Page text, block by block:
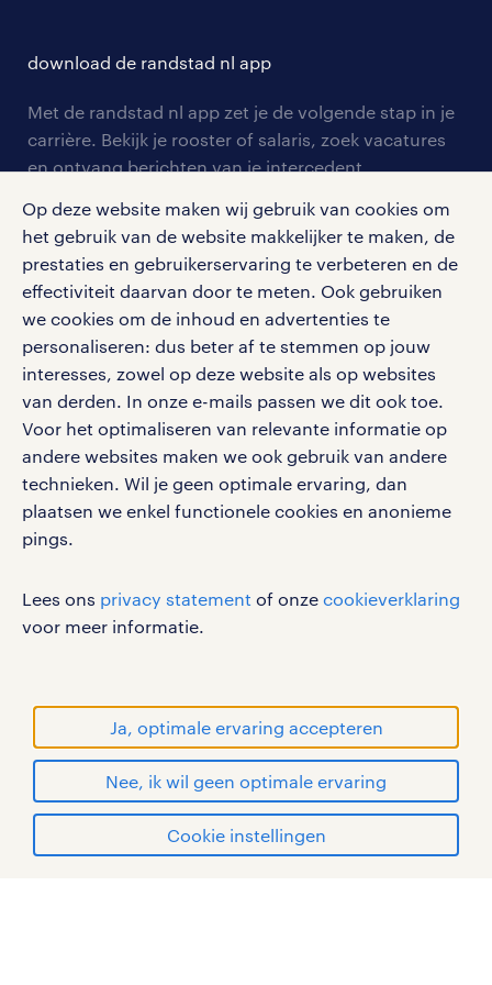
Op deze website maken wij gebruik van cookies om
het gebruik van de website makkelijker te maken, de
prestaties en gebruikerservaring te verbeteren en de
effectiviteit daarvan door te meten. Ook gebruiken
we cookies om de inhoud en advertenties te
personaliseren: dus beter af te stemmen op jouw
interesses, zowel op deze website als op websites
van derden. In onze e-mails passen we dit ook toe.
Voor het optimaliseren van relevante informatie op
andere websites maken we ook gebruik van andere
technieken. Wil je geen optimale ervaring, dan
plaatsen we enkel functionele cookies en anonieme
pings.
Lees ons privacy statement of onze cookieverklaring
voor meer informatie.
Ja, optimale ervaring accepteren
Nee, ik wil geen optimale ervaring
Cookie instellingen
solliciteren
tarieven
personeel gezocht
aanmelden nieuwsbrief
solliciteren
blogs en artikelen
bruto-netto calculator
onze vestigingen
pers
klachten en misstanden
download de randstad nl app
Met de randstad nl app zet je de volgende stap in je
carrière. Bekijk je rooster of salaris, zoek vacatures
en ontvang berichten van je intercedent.
apple app store
google play store
social media
Volg ons voor de leukste content omtrent
vacatures, solliciteren en inspiratie.
gebruikersvoorwaarden
disclaimer
sitemap
RANDSTAD, HUMAN FORWARD en SHAPING THE
WORLD OF WORK zijn geregistreerde
handelsmerken van Randstad N.V.